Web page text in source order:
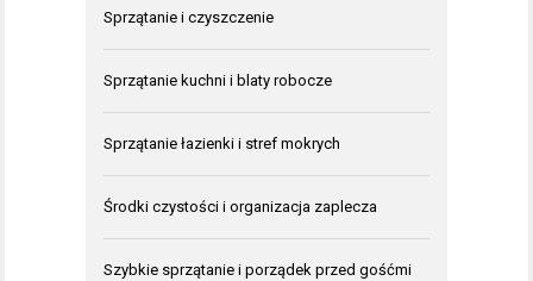
Sprzątanie i czyszczenie
Sprzątanie kuchni i blaty robocze
Sprzątanie łazienki i stref mokrych
Środki czystości i organizacja zaplecza
Szybkie sprzątanie i porządek przed gośćmi